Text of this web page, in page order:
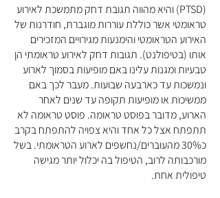
(PTSD) והיא מהווה תגובת דחק מתמשכת לאירוע
טראומטי אשר כוללת עוררות מוגברת, חודרנות של
האירוע הטראומטי והימנעות מגירויים המזכירים
אותו (בטיפולנט). תגובות דחק לאירוע טראומתי הן
טבעיות ומגנות עלינו באם מופיעות בסמוך לארוע
ונמשכות עד כארבעה שבועות. מעבר לכך באם
ממשיכות או מופיעות תקופה עד שנים לאחר
הארוע, מדובר בפוסט טראומה. פוסט טראומה לא
תתפתח אצל כל אחד והיא צפויה להתפתח בקרב
כ30% מהעוברים/נחשפים לארוע הטראומתי. בשל
מורכבותה לרוב, הטיפול בה יכלול יותר מגישה
טיפולית אחת.